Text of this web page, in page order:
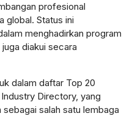
profesional
global. Status ini
menghadirkan program
diakui secara
dalam daftar Top 20
Directory, yang
salah satu lembaga